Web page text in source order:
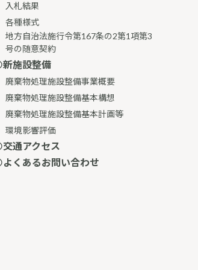
入札結果
各種様式
地方自治法施行令第167条の2第1項第3
号の随意契約
新施設整備
廃棄物処理施設整備事業概要
廃棄物処理施設整備基本構想
廃棄物処理施設整備基本計画等
環境影響評価
交通アクセス
よくあるお問い合わせ